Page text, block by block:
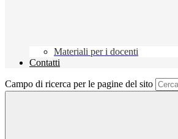
Materiali per i docenti
Contatti
Campo di ricerca per le pagine del sito